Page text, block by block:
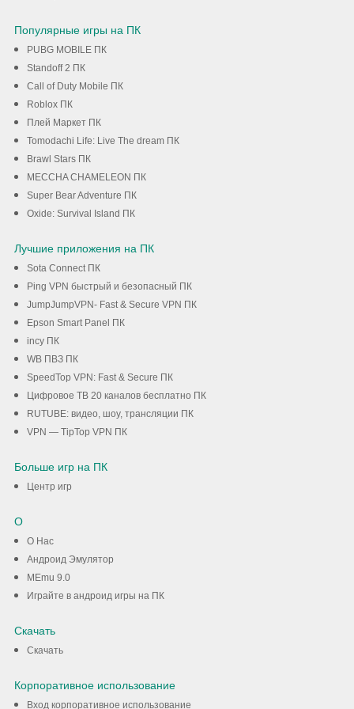
Скачать
Популярные игры на ПК
PUBG MOBILE ПК
Standoff 2 ПК
Call of Duty Mobile ПК
Roblox ПК
Плей Маркет ПК
Tomodachi Life: Live The dream ПК
Brawl Stars ПК
MECCHA CHAMELEON ПК
Super Bear Adventure ПК
Oxide: Survival Island ПК
Лучшие приложения на ПК
Sota Connect ПК
Ping VPN быстрый и безопасный ПК
JumpJumpVPN- Fast & Secure VPN ПК
Epson Smart Panel ПК
incy ПК
WB ПВЗ ПК
SpeedTop VPN: Fast & Secure ПК
Цифровое ТВ 20 каналов бесплатно ПК
RUTUBE: видео, шоу, трансляции ПК
VPN — TipTop VPN ПК
Больше игр на ПК
Центр игр
О
О Нас
Андроид Эмулятор
MEmu 9.0
Играйте в андроид игры на ПК
Скачать
Скачать
Корпоративное использование
Вход корпоративное использование